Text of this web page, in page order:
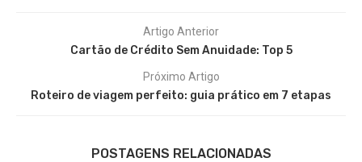
Artigo Anterior
Cartão de Crédito Sem Anuidade: Top 5
Próximo Artigo
Roteiro de viagem perfeito: guia prático em 7 etapas
POSTAGENS RELACIONADAS